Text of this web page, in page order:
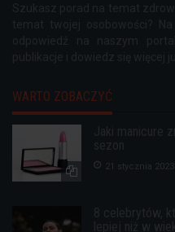
WARTO ZOBACZYĆ
21 stycznia 2023